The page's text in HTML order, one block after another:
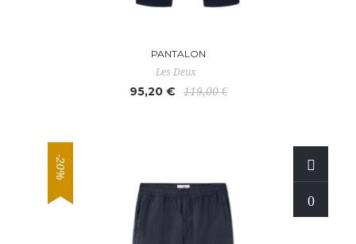
PANTALON
Les Deux
95,20 € 119,00 €
-20%